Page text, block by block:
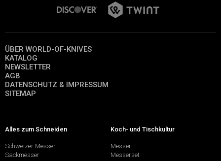
ÜBER WORLD-OF-KNIVES
KATALOG
NEWSLETTER
AGB
DATENSCHUTZ & IMPRESSUM
SITEMAP
Alles zum Schneiden
Schweizer Messer
Sackmesser
Koch- und Tischkultur
Messer
Messerset